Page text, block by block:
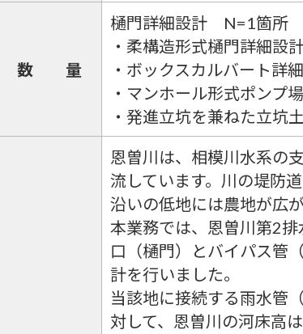
数量
樋門詳細設計 N=1箇所
・柔構造形式樋門詳細設
・ボックスカルバート詳
・マンホール形式ポンプ
・発進立坑を兼ねた立坑
恩曽川は、相模川水系の
流しています。川の堤防
沿いの低地には農地が広が
本業務では、恩曽川第2
口（樋門）とバイパス管
計を行いました。
当該地に接続する雨水管
対して、恩曽川の河床高